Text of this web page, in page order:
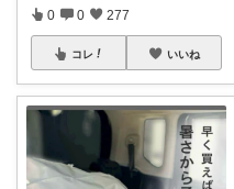
0 0 277
コレ いいね